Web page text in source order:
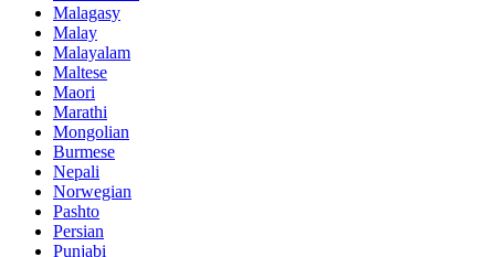
Malagasy
Malay
Malayalam
Maltese
Maori
Marathi
Mongolian
Burmese
Nepali
Norwegian
Pashto
Persian
Punjabi